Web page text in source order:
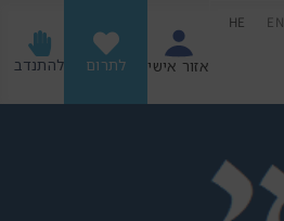
EN
HE
אזור אישי לתרום להתנדב